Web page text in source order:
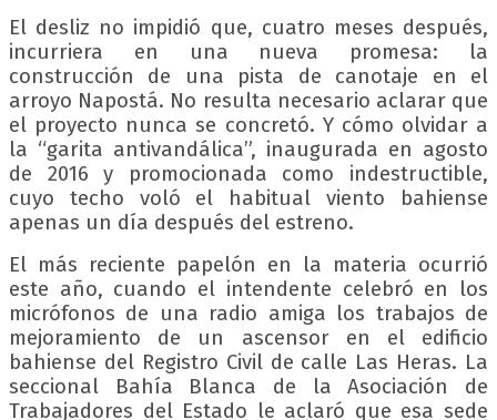
El desliz no impidió que, cuatro meses después,
incurriera en una nueva promesa: la
construcción de una pista de canotaje en el
arroyo Napostá. No resulta necesario aclarar que
el proyecto nunca se concretó. Y cómo olvidar a
la “garita antivandálica”, inaugurada en agosto
de 2016 y promocionada como indestructible,
cuyo techo voló el habitual viento bahiense
apenas un día después del estreno.
El más reciente papelón en la materia ocurrió
este año, cuando el intendente celebró en los
micrófonos de una radio amiga los trabajos de
mejoramiento de un ascensor en el edificio
bahiense del Registro Civil de calle Las Heras. La
seccional Bahía Blanca de la Asociación de
Trabajadores del Estado le aclaró que esa sede